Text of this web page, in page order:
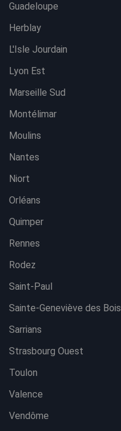
Guadeloupe
Herblay
L'Isle Jourdain
Lyon Est
Marseille Sud
Montélimar
Moulins
Nantes
Niort
Orléans
Quimper
Rennes
Rodez
Saint-Paul
Sainte-Geneviève des Bois
Sarrians
Strasbourg Ouest
Toulon
Valence
Vendôme